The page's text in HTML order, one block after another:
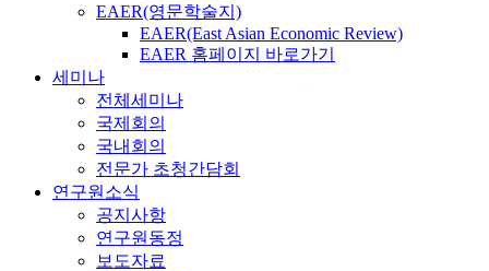
EAER(영문학술지)
EAER(East Asian Economic Review)
EAER 홈페이지 바로가기
세미나
전체세미나
국제회의
국내회의
전문가 초청간담회
연구원소식
공지사항
연구원동정
보도자료